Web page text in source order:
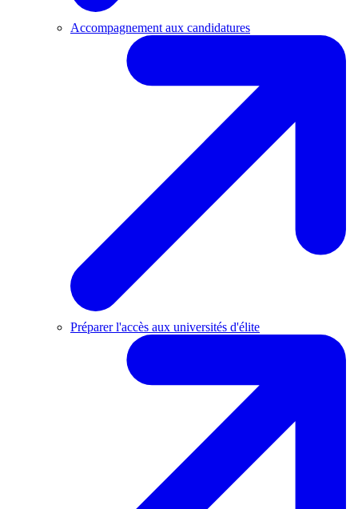
Accompagnement aux candidatures
Préparer l'accès aux universités d'élite